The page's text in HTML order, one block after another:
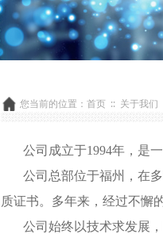
您当前的位置： 首页 :: 关于我们
公司成立于1994年，是一
公司总部位于福州，在多
质证书。多年来，经过不懈
公司始终以技术求发展